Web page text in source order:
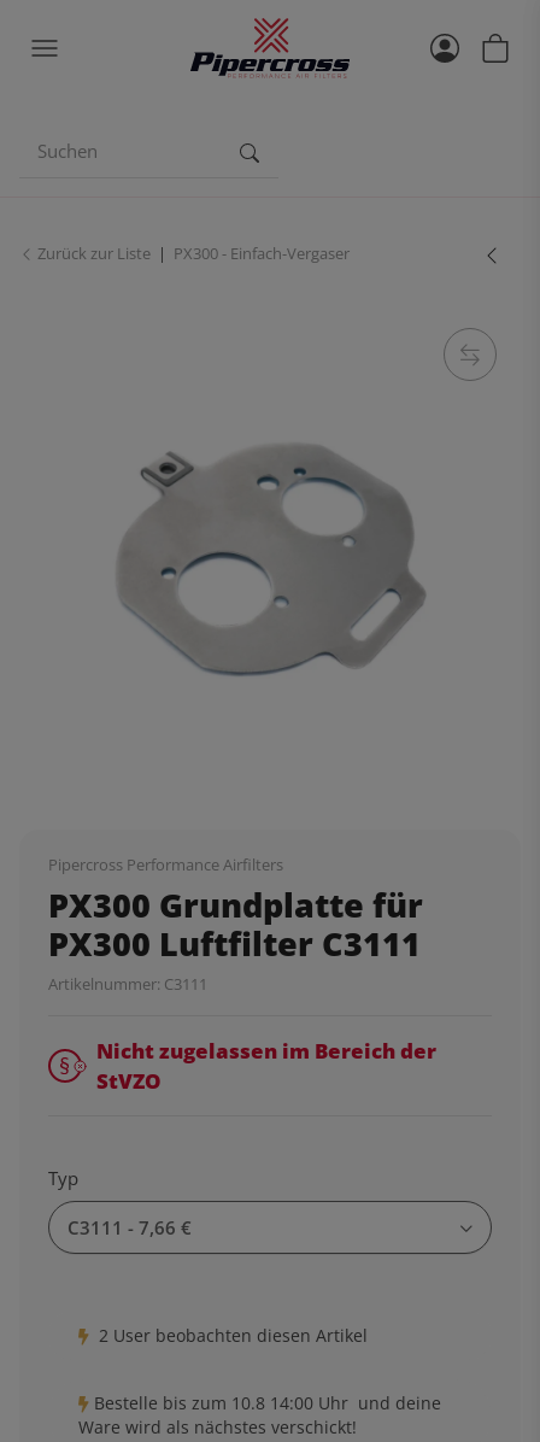
Zurück zur Liste PX300 - Einfach-Vergaser
Pipercross Performance Airfilters
PX300 Grundplatte für
PX300 Luftfilter C3111
Artikelnummer: C3111
Nicht zugelassen im Bereich der
StVZO
Typ
C3111 - 7,66 €
2 User beobachten diesen Artikel
Bestelle bis zum 10.8 14:00 Uhr und deine
Ware wird als nächstes verschickt!